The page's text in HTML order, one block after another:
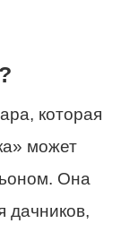
которая
может
Она
дачников,